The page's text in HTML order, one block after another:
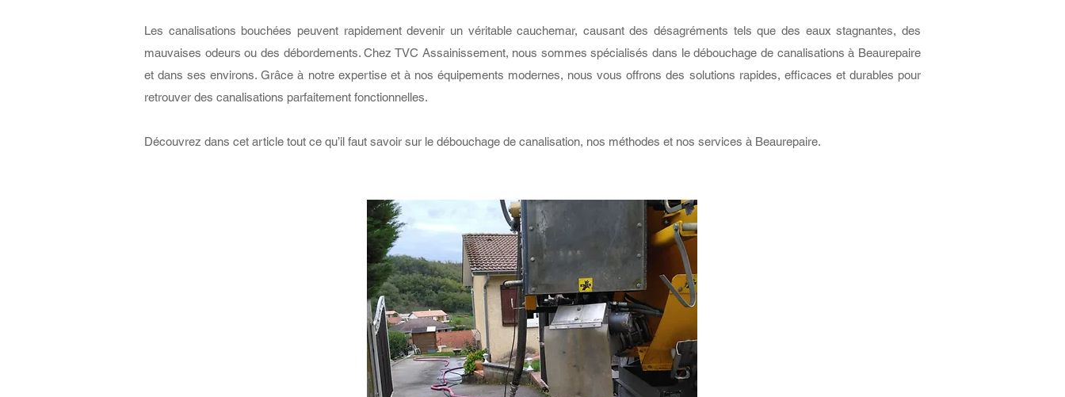
Les canalisations bouchées peuvent rapidement devenir un véritable cauchemar, causant des désagréments tels que des eaux stagnantes, des
mauvaises odeurs ou des débordements. Chez TVC Assainissement, nous sommes spécialisés dans le débouchage de canalisations à Beaurepaire
et dans ses environs. Grâce à notre expertise et à nos équipements modernes, nous vous offrons des solutions rapides, efficaces et durables pour
retrouver des canalisations parfaitement fonctionnelles.
Découvrez dans cet article tout ce qu’il faut savoir sur le débouchage de canalisation, nos méthodes et nos services à Beaurepaire.